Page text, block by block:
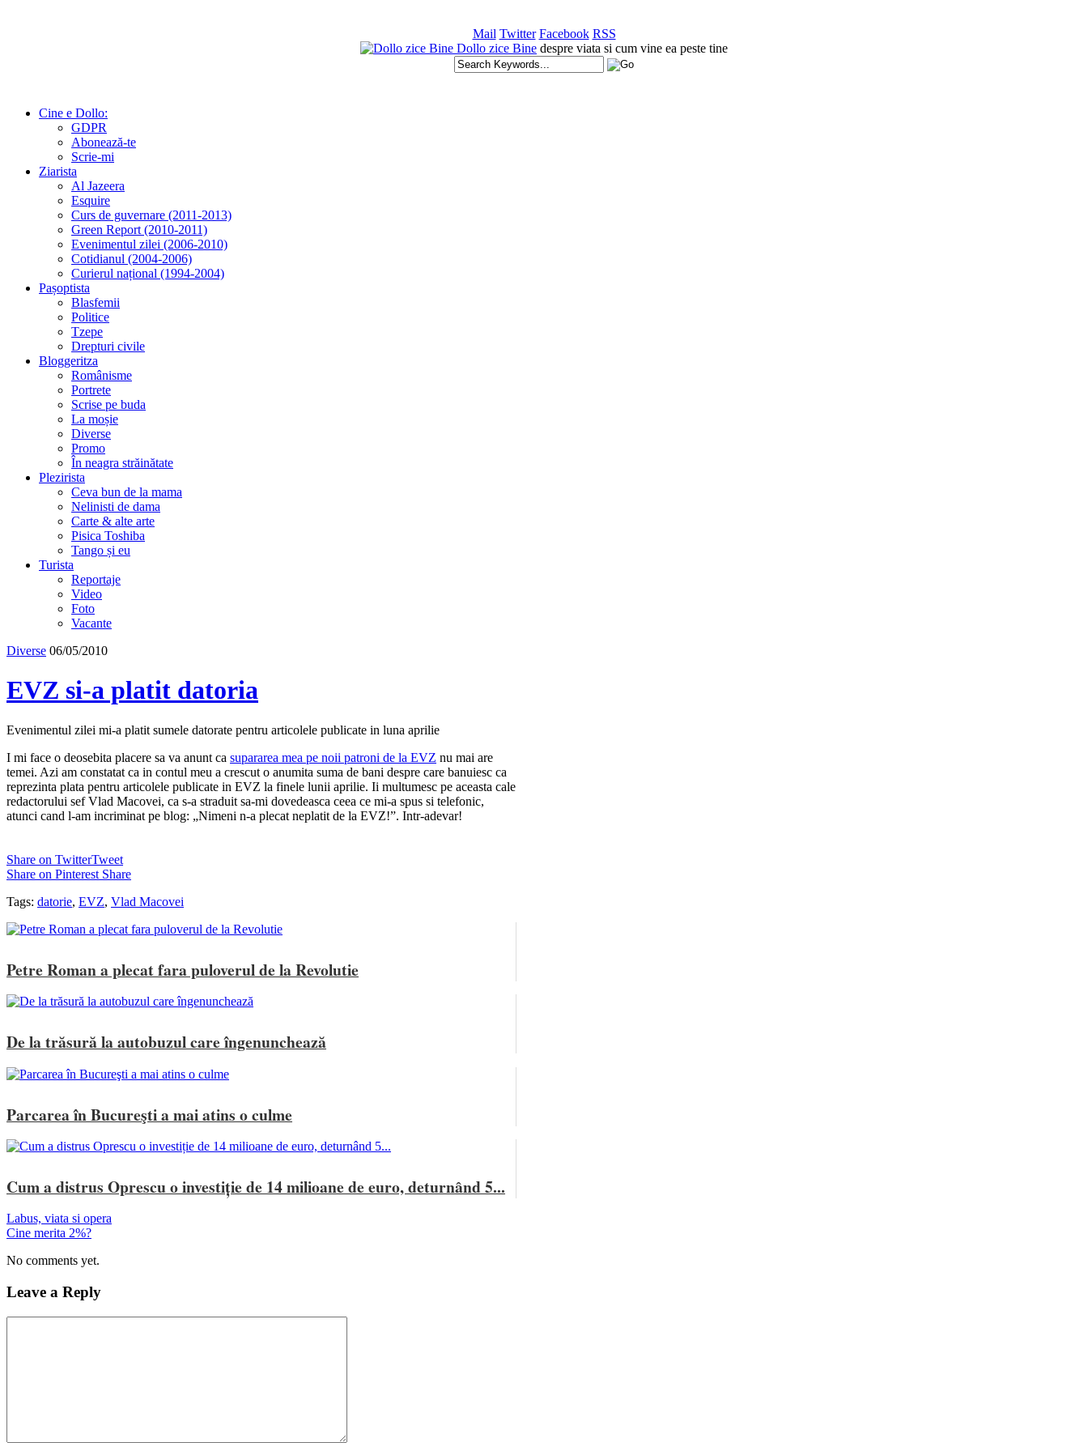
Mail Twitter Facebook RSS
Dollo zice Bine despre viata si cum vine ea peste tine
Cine e Dollo:
GDPR
Abonează-te
Scrie-mi
Ziarista
Al Jazeera
Esquire
Curs de guvernare (2011-2013)
Green Report (2010-2011)
Evenimentul zilei (2006-2010)
Cotidianul (2004-2006)
Curierul național (1994-2004)
Pașoptista
Blasfemii
Politice
Tzepe
Drepturi civile
Bloggeritza
Românisme
Portrete
Scrise pe buda
La moșie
Diverse
Promo
În neagra străinătate
Plezirista
Ceva bun de la mama
Nelinisti de dama
Carte & alte arte
Pisica Toshiba
Tango și eu
Turista
Reportaje
Video
Foto
Vacante
Diverse 06/05/2010
EVZ si-a platit datoria
Evenimentul zilei mi-a platit sumele datorate pentru articolele publicate in luna aprilie
I mi face o deosebita placere sa va anunt ca supararea mea pe noii patroni de la EVZ nu mai are
temei. Azi am constatat ca in contul meu a crescut o anumita suma de bani despre care banuiesc ca
reprezinta plata pentru articolele publicate in EVZ la finele lunii aprilie. Ii multumesc pe aceasta cale
redactorului sef Vlad Macovei, ca s-a straduit sa-mi dovedeasca ceea ce mi-a spus si telefonic,
atunci cand l-am incriminat pe blog: „Nimeni n-a plecat neplatit de la EVZ!”. Intr-adevar!
Share on TwitterTweet
Share on Pinterest Share
Tags: datorie, EVZ, Vlad Macovei
Petre Roman a plecat fara puloverul de la Revolutie
De la trăsură la autobuzul care îngenunchează
Parcarea în Bucureşti a mai atins o culme
Cum a distrus Oprescu o investiție de 14 milioane de euro, deturnând 5...
Labus, viata si opera
Cine merita 2%?
No comments yet.
Leave a Reply